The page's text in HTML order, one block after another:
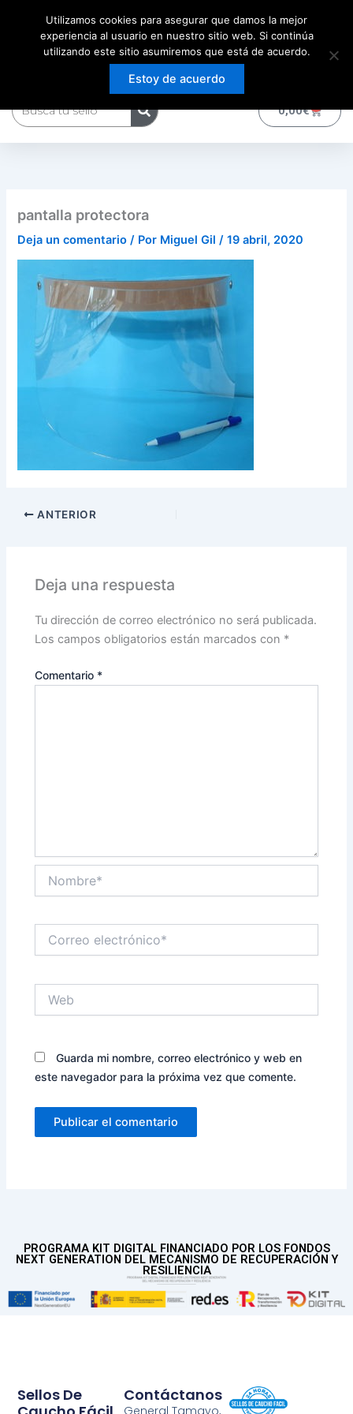
contenido
0,00€Carrito
pantalla protectora
Deja un comentario / Por Miguel Gil /19 abril, 2020
ANTERIOR
Deja una respuesta
Tu dirección de correo electrónico no será publicada.
Los campos obligatorios están marcados con *
Comentario *
electrónico*
Guarda mi nombre, correo electrónico y web en
este navegador para la próxima vez que comente.
PROGRAMA KIT DIGITAL FINANCIADO POR LOS FONDOS
NEXT GENERATION DEL MECANISMO DE RECUPERACIÓN Y
RESILIENCIA
Contáctanos
General Tamayo,
Sellos De
Utilizamos cookies para asegurar que damos la mejor
experiencia al usuario en nuestro sitio web. Si continúa
utilizando este sitio asumiremos que está de acuerdo.
Estoy de acuerdo